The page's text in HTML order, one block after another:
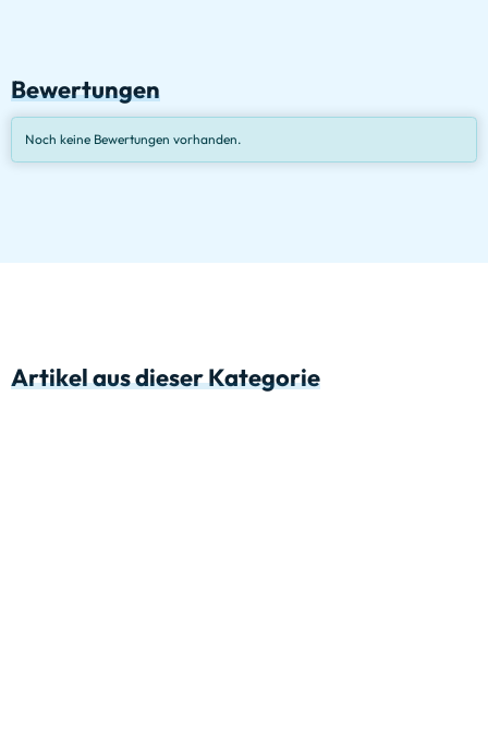
Bewertungen
Noch keine Bewertungen vorhanden.
Artikel aus dieser Kategorie